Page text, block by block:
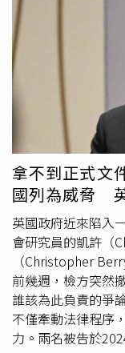
示、推薦出最好的
使用ChatGPT給予
發，尤其當
開始學會將她的表
適合交友軟體。然
象，她越來越依賴
解答，幾乎讓對
卻毫無交流的火花
與真實的邊界，「
覺自己已經陷得太
道該怎麼以我自己
的專家保羅‧C‧布
溝通的輔助工具，
通，卻可能成為欺
面真實互動，才能
AI無法模擬的。事
勞的極端表現。交
場，AI則在其中提
look deal），讓
權。外界曾盛傳，
降溫。但她卻在台
係的象徵」，甚至
Michelle Obama
（Higher Ground
「這讓我們更有
案，我們也能讓不
美國法律電視影集
恩（ RachelZane）
星也透露，她正籌
Netflix的平台發布
該品牌販售果醬、
與人際連結。」談
半赤腳或穿著勃肯
是時尚女王，而是
Ever」從個人熱情
實境節目《愛你的
拿不到正式文
國列為威脅
英國政府近來陷入
會研究員的凱許（
（Christopher
前幾週，檢方突然
誰該為此負責的爭
不僅牽動法律程序
力。兩名被告於